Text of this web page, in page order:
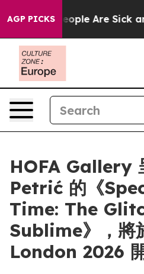
AGP PICKS
Win: “People Are Sick
HOFA Gallery
Petrić 的《
Time: The
Sublime》，將
London 2026